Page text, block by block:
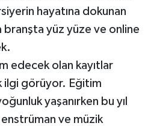
hayatına dokunan
branşta yüz yüze ve online
edecek olan kayıtlar
ilgi görüyor. Eğitim
yaşanırken bu yıl
enstrüman ve müzik